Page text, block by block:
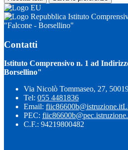
Istituto
"Falcone - Borsellino"
Contatti
Istituto Comprensivo n. 1 ad
Borsellino"
Via Nicolò Tommaseo, 27,
Tel: 055 4481836
Email: fiic86600b@istruzione.it
PEC:
C.F.: 94219800482